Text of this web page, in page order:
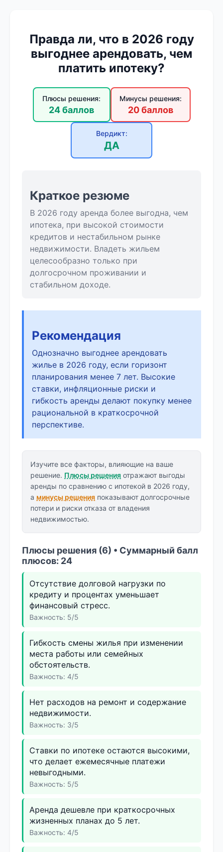
Правда ли, что в 2026 году
выгоднее арендовать, чем
платить ипотеку?
Плюсы решения:
24 баллов
Минусы решения:
20 баллов
Вердикт:
ДА
Краткое резюме
В 2026 году аренда более выгодна, чем
ипотека, при высокой стоимости
кредитов и нестабильном рынке
недвижимости. Владеть жильем
целесообразно только при
долгосрочном проживании и
стабильном доходе.
Рекомендация
Однозначно выгоднее арендовать
жилье в 2026 году, если горизонт
планирования менее 7 лет. Высокие
ставки, инфляционные риски и
гибкость аренды делают покупку менее
рациональной в краткосрочной
перспективе.
Изучите все факторы, влияющие на ваше
решение. Плюсы решения отражают выгоды
аренды по сравнению с ипотекой в 2026 году,
а минусы решения показывают долгосрочные
потери и риски отказа от владения
недвижимостью.
Плюсы решения (6) • Суммарный балл
плюсов: 24
Отсутствие долговой нагрузки по
кредиту и процентах уменьшает
финансовый стресс.
Важность: 5/5
Гибкость смены жилья при изменении
места работы или семейных
обстоятельств.
Важность: 4/5
Нет расходов на ремонт и содержание
недвижимости.
Важность: 3/5
Ставки по ипотеке остаются высокими,
что делает ежемесячные платежи
невыгодными.
Важность: 5/5
Аренда дешевле при краткосрочных
жизненных планах до 5 лет.
Важность: 4/5